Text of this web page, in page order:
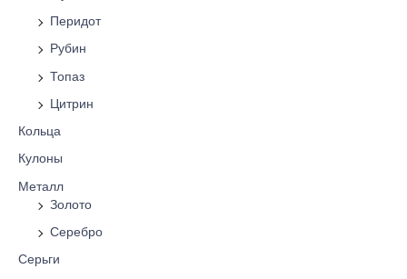
Перидот
Рубин
Топаз
Цитрин
Кольца
Кулоны
Металл
Золото
Серебро
Серьги